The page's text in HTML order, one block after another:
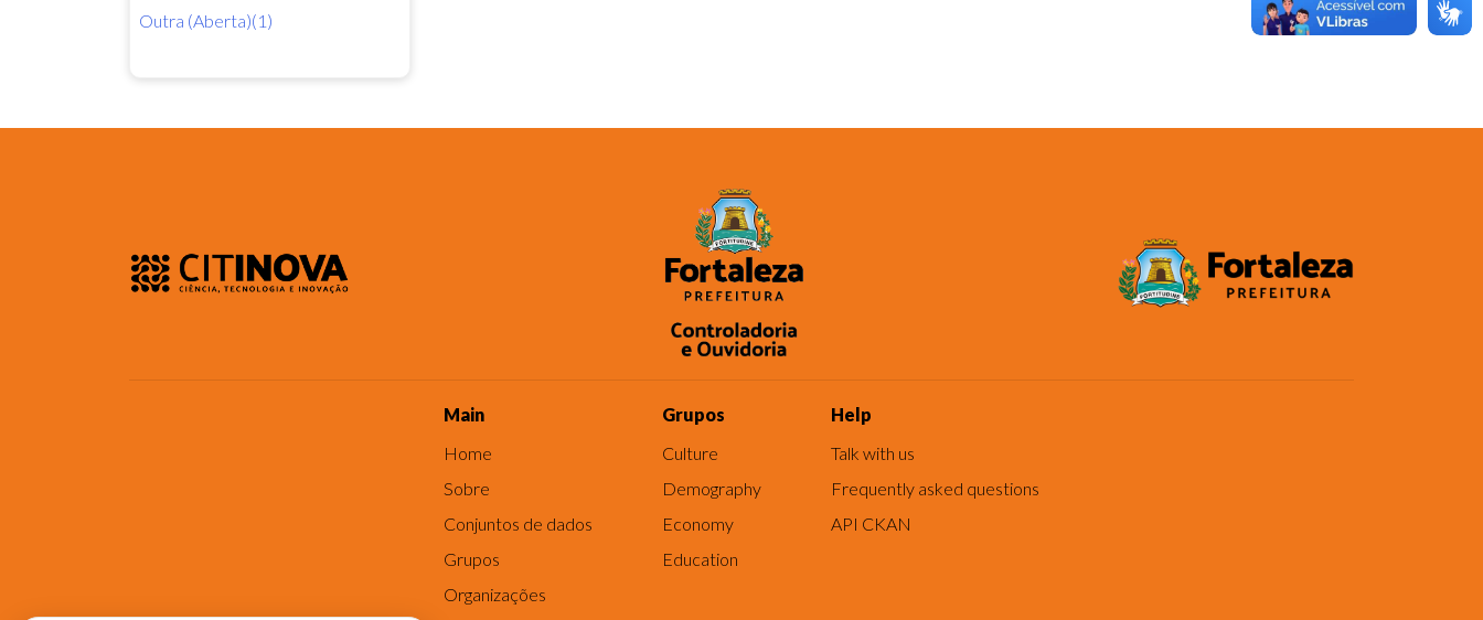
Outra (Aberta)(1)
Main
Home
Sobre
Conjuntos de dados
Grupos
Organizações
Grupos
Culture
Demography
Economy
Education
Help
Talk with us
Frequently asked questions
API CKAN